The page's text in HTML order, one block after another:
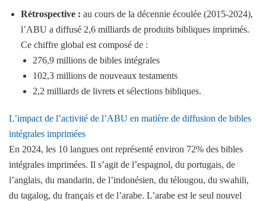
Rétrospective : au cours de la décennie écoulée (2015-2024),
l’ABU a diffusé 2,6 milliards de produits bibliques imprimés.
Ce chiffre global est composé de :
276,9 millions de bibles intégrales
102,3 millions de nouveaux testaments
2,2 milliards de livrets et sélections bibliques.
L’impact de l’activité de l’ABU en matière de diffusion de bibles
intégrales imprimées
En 2024, les 10 langues ont représenté environ 72% des bibles
intégrales imprimées. Il s’agit de l’espagnol, du portugais, de
l’anglais, du mandarin, de l’indonésien, du télougou, du swahili,
du tagalog, du français et de l’arabe. L’arabe est le seul nouvel